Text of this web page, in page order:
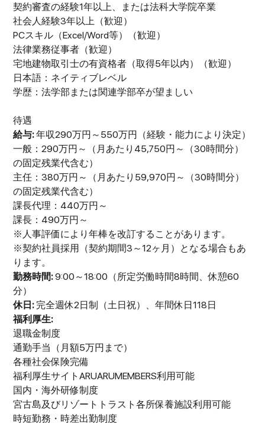
契約審査の経験1年以上、または法科大学院卒業
社会人経験3年以上（歓迎）
PCスキル（Excel/Word等）（歓迎）
法律業務従事者（歓迎）
宅地建物取引士の有資格者（取得5年以内）（歓迎）
日本語：ネイティブレベル
学歴：法学部または関連学部卒が望ましい
待遇
給与:年収290万円～550万円（経験・能力により決定）
一般：290万円～（月あたり45,750円～（30時間分）
の固定残業代含む）
主任：380万円～（月あたり59,970円～（30時間分）
の固定残業代含む）
課長代理：440万円～
課長：490万円～
※人事評価により年棒を改訂することがあります。
※契約社員採⽤（契約期間3～12ヶ月）となる場合もあ
ります。
勤務時間:9:00～18:00（所定労働時間8時間、休憩60
分）
休日: 完全週休2日制（土日祝）、年間休日118日
福利厚生:
退職金制度
通勤手当（月額5万円まで）
各種社会保険完備
福利厚生サイトARUARUMEMBERS利用可能
国内・海外研修制度
宮古島及びリゾートトラスト各所保養施設利用可能
時短勤務・時差出勤制度